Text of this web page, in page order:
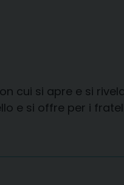
cui si apre e si
e si offre per i